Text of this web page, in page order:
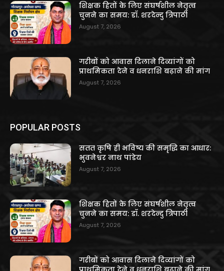
शिक्षक हितों के लिए संघर्षशील नेतृत्व
चुनने का समय: डॉ. शरदेन्दु त्रिपाठी
August 7, 2026
गरीबों को आवास दिलाने दिव्यांगों को
प्राथमिकता देने व धनराशि बढ़ाने की मांग
August 7, 2026
POPULAR POSTS
सतत कृषि ही भविष्य की समृद्धि का आधार:
भुवनेश्वर नाथ पांडेय
August 7, 2026
शिक्षक हितों के लिए संघर्षशील नेतृत्व
चुनने का समय: डॉ. शरदेन्दु त्रिपाठी
August 7, 2026
गरीबों को आवास दिलाने दिव्यांगों को